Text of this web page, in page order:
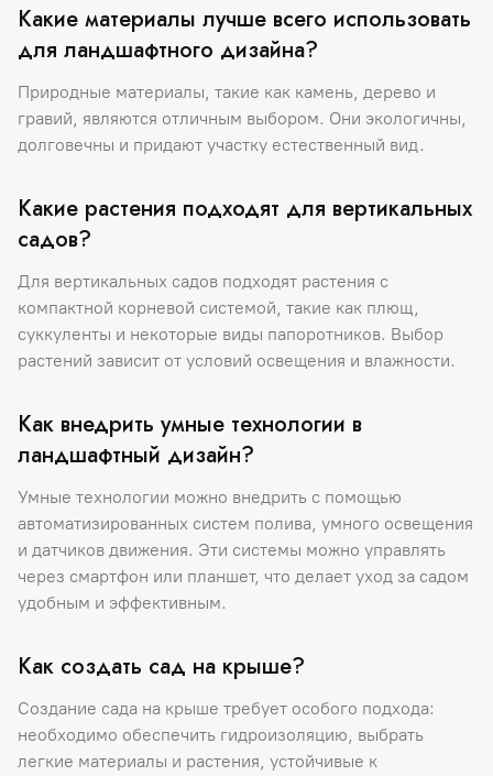
Какие материалы лучше всего использовать
для ландшафтного дизайна?
Природные материалы, такие как камень, дерево и
гравий, являются отличным выбором. Они экологичны,
долговечны и придают участку естественный вид.
Какие растения подходят для вертикальных
садов?
Для вертикальных садов подходят растения с
компактной корневой системой, такие как плющ,
суккуленты и некоторые виды папоротников. Выбор
растений зависит от условий освещения и влажности.
Как внедрить умные технологии в
ландшафтный дизайн?
Умные технологии можно внедрить с помощью
автоматизированных систем полива, умного освещения
и датчиков движения. Эти системы можно управлять
через смартфон или планшет, что делает уход за садом
удобным и эффективным.
Как создать сад на крыше?
Создание сада на крыше требует особого подхода:
необходимо обеспечить гидроизоляцию, выбрать
легкие материалы и растения, устойчивые к